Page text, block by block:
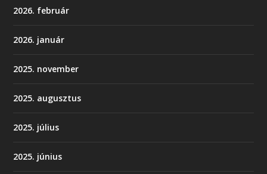
2026. február
2026. január
2025. november
2025. augusztus
2025. július
2025. június